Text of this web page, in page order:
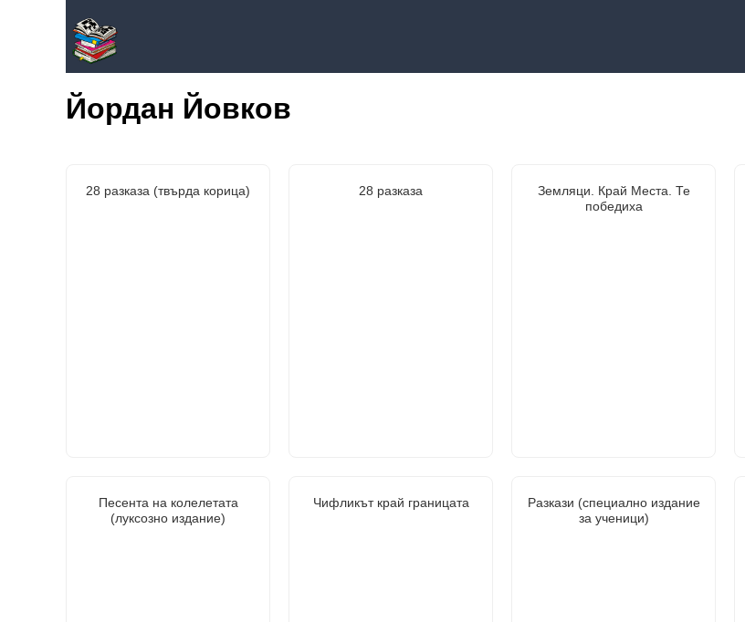
Йордан Йовков
28 разказа (твърда корица) 28 разказа
Земляци. Край Места. Те
победиха
Песента на колелетата
(луксозно издание)
Чифликът край границата
Разкази (специално издание
за ученици)